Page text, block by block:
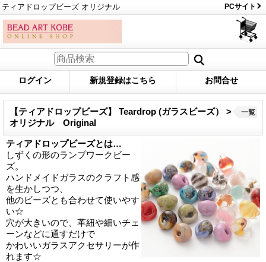
ティアドロップビーズ オリジナル PCサイト
ログイン 新規登録はこちら お問合せ
【ティアドロップビーズ】 Teardrop (ガラスビーズ） >
オリジナル Original
ティアドロップビーズとは…
しずくの形のランプワークビー
ズ。
ハンドメイドガラスのクラフト感
を生かしつつ、
他のビーズとも合わせて使いやす
い☆
穴が大きいので、革紐や細いチェ
ーンなどに通すだけで
かわいいガラスアクセサリーが作
れます☆
一覧